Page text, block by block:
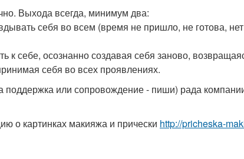
Выхода всегда, минимум два:
себя во всем (время не пришло, не готова,
к себе, осознанно создавая себя заново,
себя во всех проявлениях.
поддержка или сопровождение - пиши) рада
о картинках макияжа и прически http://pricheska-